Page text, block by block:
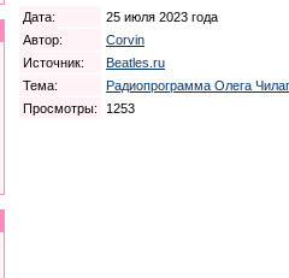
Дата:
25 июля 2023 года
Автор:
Corvin
Источник:
Beatles.ru
Тема:
Радиопрограмма Олега
Просмотры:
1253